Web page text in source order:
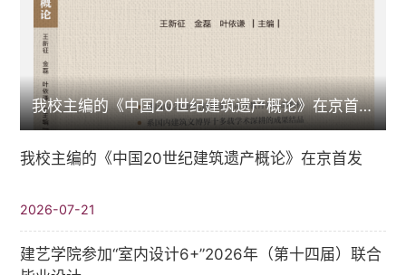
我校主编的《中国20世纪建筑遗产概论》在京首发
我校主编的《中国20世纪建筑遗产概论》在京首发
2026-07-21
建艺学院参加“室内设计6+”2026年（第十四届）联合